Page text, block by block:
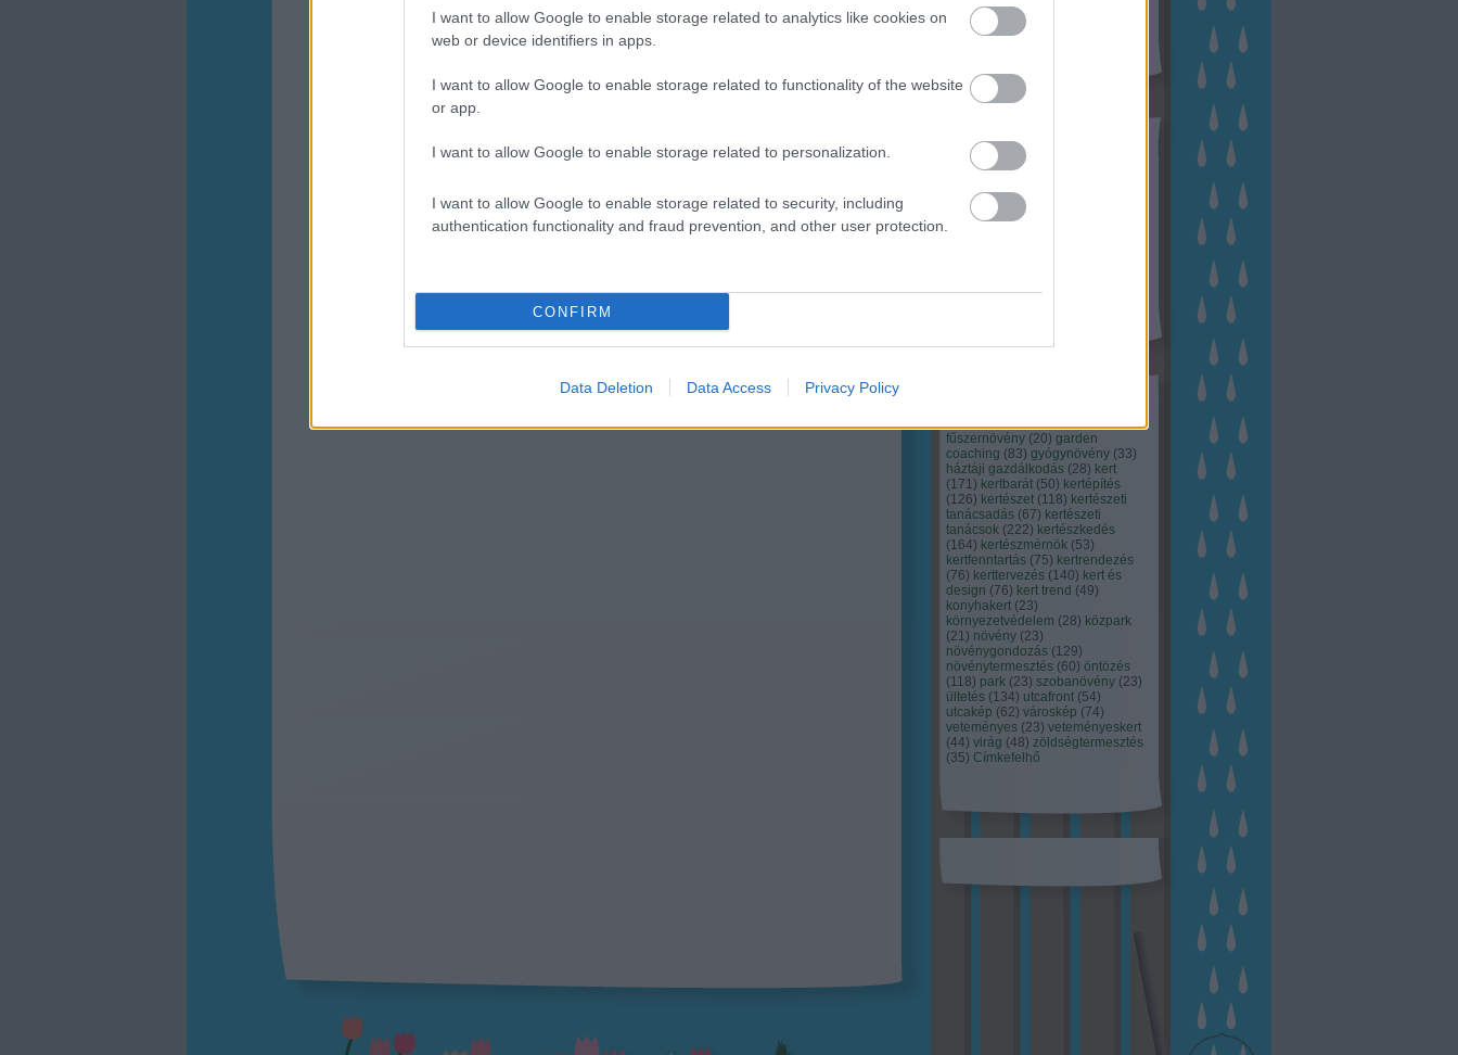
I want to allow Google to enable storage related to analytics like cookies on
web or device identifiers in apps.
I want to allow Google to enable storage related to functionality of the website
or app.
I want to allow Google to enable storage related to personalization.
I want to allow Google to enable storage related to security, including
authentication functionality and fraud prevention, and other user protection.
CONFIRM
Data Deletion Data Access Privacy Policy
2021 augusztus
Tovább
...
Budapest (45) dísznövény (116)
fűszernövény (20) garden
coaching (83) gyógynövény (33)
háztáji gazdálkodás (28) kert
(171) kertbarát (50) kertépítés
(126) kertészet (118) kertészeti
tanácsadás (67) kertészeti
tanácsok (222) kertészkedés
(164) kertészmérnök (53)
kertfenntartás (75) kertrendezés
(76) kerttervezés (140) kert és
design (76) kert trend (49)
konyhakert (23)
környezetvédelem (28) közpark
(21) növény (23)
növénygondozás (129)
növénytermesztés (60) öntözés
(118) park (23) szobanövény (23)
ültetés (134) utcafront (54)
utcakép (62) városkép (74)
veteményes (23) veteményeskert
(44) virág (48) zöldségtermesztés
(35) Címkefelhő